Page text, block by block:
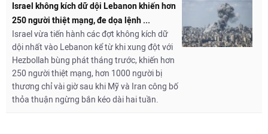
Israel không kích dữ dội Lebanon khiến hơn
250 người thiệt mạng, đe dọa lệnh ...
Israel vừa tiến hành các đợt không kích dữ
dội nhất vào Lebanon kể từ khi xung đột với
Hezbollah bùng phát tháng trước, khiến hơn
250 người thiệt mạng, hơn 1000 người bị
thương chỉ vài giờ sau khi Mỹ và Iran công bố
thỏa thuận ngừng bắn kéo dài hai tuần.